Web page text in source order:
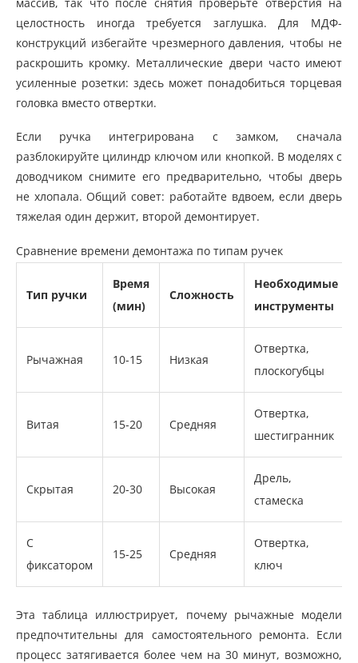
целостность иногда требуется заглушка. Для МДФ-
конструкций избегайте чрезмерного давления, чтобы не
раскрошить кромку. Металлические двери часто имеют
усиленные розетки: здесь может понадобиться торцевая
головка вместо отвертки.
Если ручка интегрирована с замком, сначала
разблокируйте цилиндр ключом или кнопкой. В моделях с
доводчиком снимите его предварительно, чтобы дверь
не хлопала. Общий совет: работайте вдвоем, если дверь
тяжелая один держит, второй демонтирует.
Сравнение времени демонтажа по типам ручек
Тип ручки
Время
(мин)
Сложность
Необходимые
инструменты
Рычажная 10-15 Низкая
Отвертка,
плоскогубцы
Витая 15-20 Средняя
Отвертка,
шестигранник
Скрытая 20-30 Высокая
Дрель,
стамеска
С
фиксатором
15-25 Средняя
Отвертка,
ключ
Эта таблица иллюстрирует, почему рычажные модели
предпочтительны для самостоятельного ремонта. Если
процесс затягивается более чем на 30 минут, возможно,